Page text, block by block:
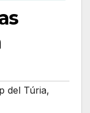
del Túria,